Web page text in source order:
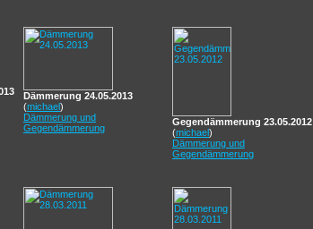
Dämmerung 24.05.2013
(michael)
Dämmerung und
Gegendämmerung
Gegendämmerung 23.05.2012
(michael)
Dämmerung und
Gegendämmerung